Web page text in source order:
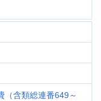
（含類総連番649～